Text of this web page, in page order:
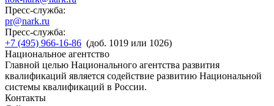
Пресс-служба:
pr@nark.ru
Пресс-служба:
+7 (495) 966-16-86 (доб. 1019 или 1026)
Национальное агентство
Главной целью Национального агентства развития
квалификаций является содействие развитию Национальной
системы квалификаций в России.
Контакты